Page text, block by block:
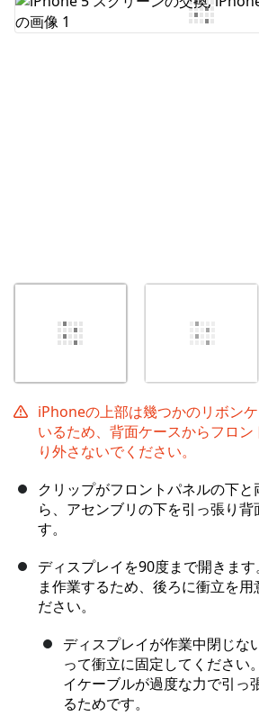
コメントを追加
iPhoneの上部は幾つかのリボン
いるため、背面ケースからフロ
り外さないでください。
クリップがフロントパネルの下
ら、アセンブリの下を引っ張り背
す。
ディスプレイを90度まで開きま
ま作業するため、後ろに衝立を用
ださい。
ディスプレイが作業中閉じな
って衝立に固定してください
イケーブルが過度な力で引っ
るためです。